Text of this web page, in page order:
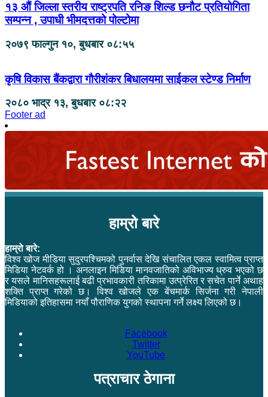
१३ औं जिल्ला स्तरीय राष्ट्रपति रनिङ शिल्ड छनौट प्रतियोगिता
सम्पन्न , उपाधी भीमदत्तको पोल्टोमा
२०७९ फाल्गुन १०, बुधबार ०८:५५
कृषि विकास बैंकद्वारा गौरीशंकर बिधालयमा साईकल स्टेण्ड निर्माण
२०८० भाद्र १३, बुधबार ०८:२२
Footer ad
हाम्रो बारे
हाम्रो बारे:
विश्व खोज मीडिया सुदुरपश्चिमको पुनर्वास देखि संचालित एकल स्वामित्व प्राप्त
मिडिया नेटवर्क हो । अनलाइन मिडिया मानवजातिको अविभाज्य ध्रुव भएको छ
र यसले मानिसहरूलाई बढी प्रभावकारी तरिकामा उत्प्रेरित र सचेत पार्ने अथाह
शक्ति प्राप्त गरेको छ। विश्व खोजले एक बेंचमार्क सिर्जना गरी नेपाली
मिडियाको इतिहासमा नयाँ पौराणिक युगको स्थापना गर्ने लक्ष्य लिएको छ।
Facebook
Twitter
YouTube
पत्राचार ठेगाना